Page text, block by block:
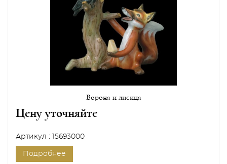
Ворона и лисица
Цену уточняйте
Артикул : 15693000
Подробнее